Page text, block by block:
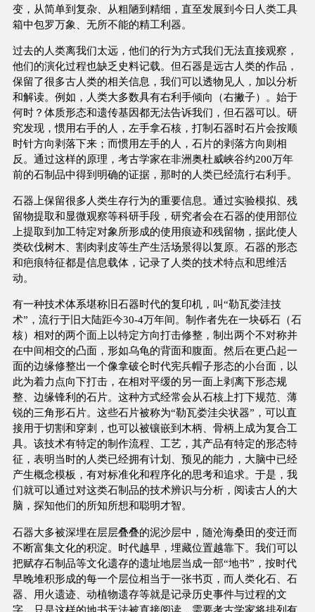
变，从简单到复杂、从粗陋到精细，直至发展到今日人类工具
箱中包罗万象、无所不能的精工利器。
过去的人类离我们太远，他们的行为方式我们无法直接观察，
他们的演化过程也缺乏史料记载。但石器是远古人类的作品，
保留了很多古人类的相关信息，我们可以透物见人，加以分析
和解读。例如，人类大多数具有右利手倾向（右撇子）。始于
何时？体质形态和遗传基因都无法告诉我们，但石器可以。研
究发现，惯用右手的人，左手拿石核，打制石器时石片会按顺
时针方向剥落下来；而惯用左手的人，石片的剥落方向则相
反。通过这样的原理，考古学家在非洲奥杜威峡谷约200万年
前的石制品中得到明确的证据，那时的人类已经流行右利手。
石器上保留很多人类生存行为的重要信息。通过实验模拟、残
留物提取和显微观察等科研手段，研究者会在石器的使用部位
上提取到加工特定对象所形成的使用痕迹和残留物，据此使人
类砍伐树木、割肉剥皮等生产生活场景得以复原。石器的形态
和疤痕特征都是信息载体，记录了人类的技术特点和思维活
动。
有一种技术体系堪称旧石器时代的复印机，叫“勒瓦娄洼技
术”，流行于旧大陆距今30-4万年间。制作者先在一块砾石（石
核）相对的两个面上以特定方向打击修整，制出两个不对称并
在中间相交的凸面，形如乌龟的背面和腹面。然后在更凸起一
面的边缘修整出一个像拿破仑时代宪兵帽子形态的小台面，以
此为着力点向下打击，在相对平缓的另一面上剥离下形态规
整、边缘锋利的石片。这种方式经常会从石核上打下规范、薄
锐的三角形石片。这些石片被称为“勒瓦娄洼尖状器”，可以直
接用于切割和穿刺，也可以被镶嵌到木柄、骨柄上成为复合工
具。该技术有特定的制作流程、工艺，其产品有特定的形态特
征，表明当时的人类已经拥有计划、预见的能力，大脑中已经
产生概念模板，有对标准化和程序化的思考和追求。于是，我
们就可以通过对这类石制品的技术辨识与分析，阅读古人的大
脑，探知他们的所知所想和聪明才智。
石器大多被深埋在层层叠叠的泥沙层中，随沧海桑田的变迁而
不断富集文化的积淀。时代越早，埋藏位置越靠下。我们可以
把赋存石制品等文化遗存的遗址地层当成一部“地书”，按时代
早晚堆积形成的每一个层位相当于一张书页，而人类化石、石
器、用火遗迹、动植物遗存等就是记录历史事件与过程的文
字。只是这样的地书无法被直接阅读，需要考古学家将排列有